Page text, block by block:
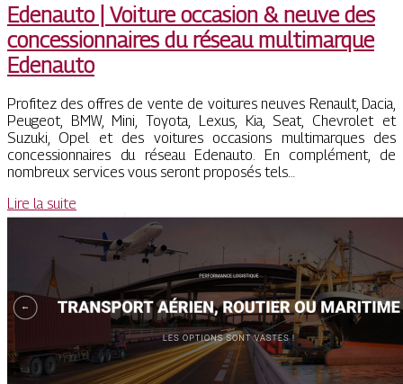
Edenauto | Voiture occasion & neuve des
con­cession­nai­res du réseau multimarque
Edenauto
Profitez des offres de vente de voitures neuves Renault, Dacia,
Peugeot, BMW, Mini, Toyota, Lexus, Kia, Seat, Chevrolet et
Suzuki, Opel et des voitures occasions multimarques des
concessionnaires du réseau Edenauto. En complément, de
nombreux services vous seront proposés tels…
Lire la suite